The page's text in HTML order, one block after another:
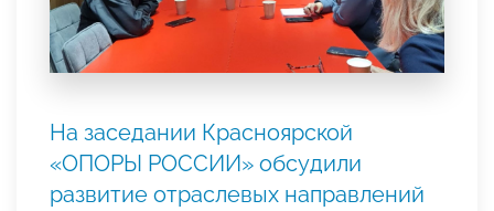
На заседании Красноярской
«ОПОРЫ РОССИИ» обсудили
развитие отраслевых направлений